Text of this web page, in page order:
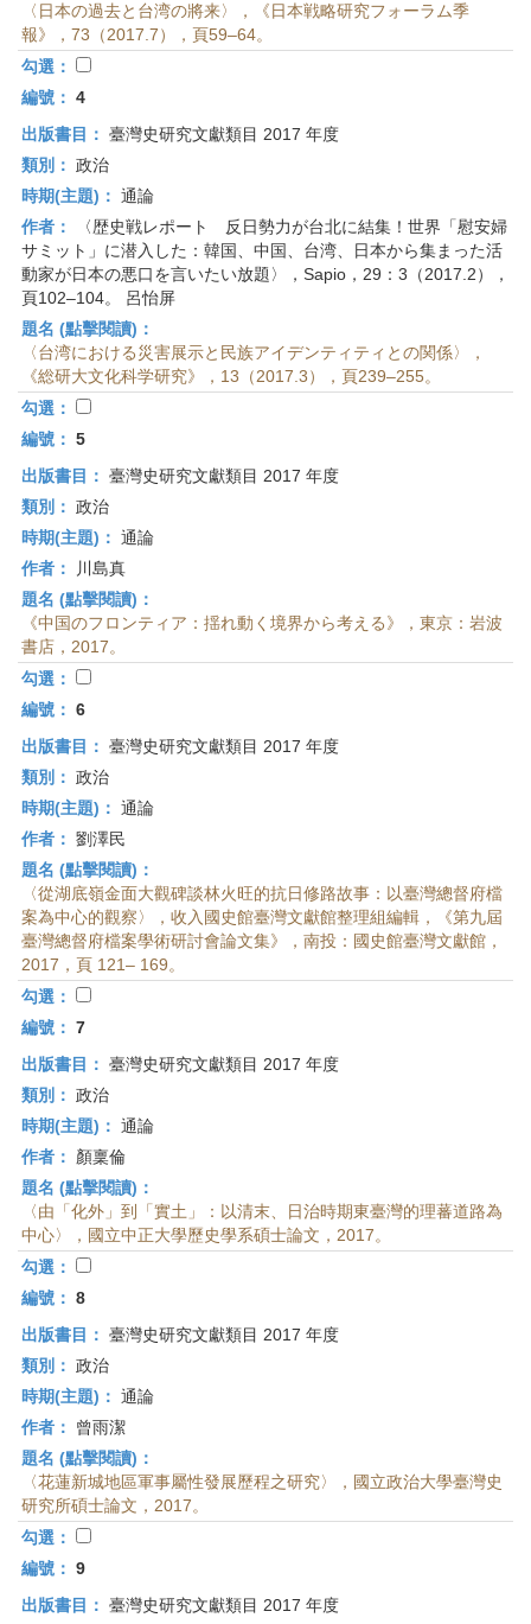
〈日本の過去と台湾の將来〉，《日本戦略研究フォーラム季
報》，73（2017.7），頁59–64。
勾選：
編號： 4
出版書目： 臺灣史研究文獻類目 2017 年度
類別： 政治
時期(主題)： 通論
作者：
〈歴史戦レポート 反日勢力が台北に結集！世界「慰安婦
サミット」に潜入した：韓国、中国、台湾、日本から集まった活
動家が日本の悪口を言いたい放題〉，Sapio，29：3（2017.2），
頁102–104。 呂怡屏
題名 (點擊閱讀)：
〈台湾における災害展示と民族アイデンティティとの関係〉，
《総研大文化科学研究》，13（2017.3），頁239–255。
勾選：
編號： 5
出版書目： 臺灣史研究文獻類目 2017 年度
類別： 政治
時期(主題)： 通論
作者：
川島真
題名 (點擊閱讀)：
《中国のフロンティア：揺れ動く境界から考える》，東京：岩波
書店，2017。
勾選：
編號： 6
出版書目： 臺灣史研究文獻類目 2017 年度
類別： 政治
時期(主題)： 通論
作者： 劉澤民
題名 (點擊閱讀)：
〈從湖底嶺金面大觀碑談林火旺的抗日修路故事：以臺灣總督府檔
案為中心的觀察〉，收入國史館臺灣文獻館整理組編輯，《第九屆
臺灣總督府檔案學術研討會論文集》，南投：國史館臺灣文獻館，
2017，頁 121– 169。
勾選：
編號： 7
出版書目： 臺灣史研究文獻類目 2017 年度
類別： 政治
時期(主題)： 通論
作者：
顏稟倫
題名 (點擊閱讀)：
〈由「化外」到「實土」：以清末、日治時期東臺灣的理蕃道路為
中心〉，國立中正大學歷史學系碩士論文，2017。
勾選：
編號： 8
出版書目： 臺灣史研究文獻類目 2017 年度
類別： 政治
時期(主題)： 通論
作者：
曾雨潔
題名 (點擊閱讀)：
〈花蓮新城地區軍事屬性發展歷程之研究〉，國立政治大學臺灣史
研究所碩士論文，2017。
勾選：
編號： 9
出版書目： 臺灣史研究文獻類目 2017 年度